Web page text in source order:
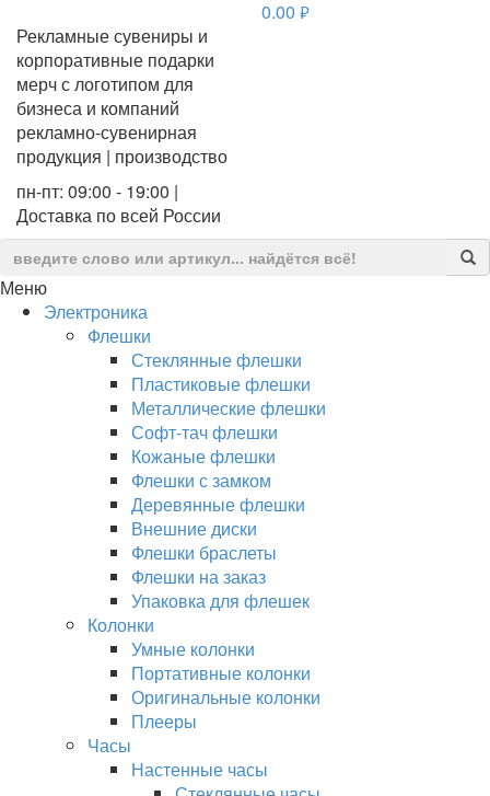
Рекламные сувениры и
корпоративные подарки
мерч с логотипом для
бизнеса и компаний
рекламно-сувенирная
продукция | производство
пн-пт: 09:00 - 19:00 |
Доставка по всей России
0.00 руб.
Меню
Электроника
Флешки
Стеклянные флешки
Пластиковые флешки
Металлические флешки
Софт-тач флешки
Кожаные флешки
Флешки с замком
Деревянные флешки
Внешние диски
Флешки браслеты
Флешки на заказ
Упаковка для флешек
Колонки
Умные колонки
Портативные колонки
Оригинальные колонки
Плееры
Часы
Настенные часы